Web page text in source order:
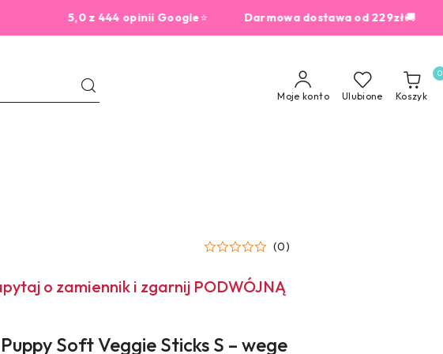
5,0 z 444 opinii Google⭐ Darmowa dostawa od 229zł🚚
Moje konto Ulubione Koszyk
0
(0)
o zamiennik i zgarnij PODWÓJNĄ
Soft Veggie Sticks S – wege